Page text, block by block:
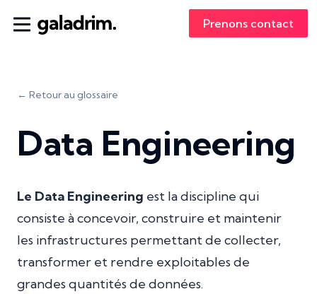
Prenons contact
← Retour au glossaire
Data Engineering
Le Data Engineering est la discipline qui
consiste à concevoir, construire et maintenir
les infrastructures permettant de collecter,
transformer et rendre exploitables de
grandes quantités de données.